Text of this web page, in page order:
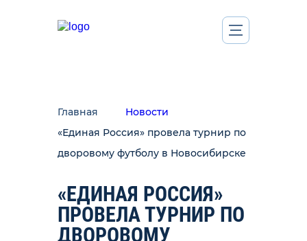
Главная
Новости
«Единая Россия» провела турнир по
дворовому футболу в Новосибирске
«ЕДИНАЯ РОССИЯ»
ПРОВЕЛА ТУРНИР ПО
ДВОРОВОМУ